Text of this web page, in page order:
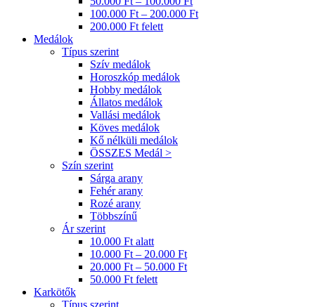
100.000 Ft – 200.000 Ft
200.000 Ft felett
Medálok
Típus szerint
Szív medálok
Horoszkóp medálok
Hobby medálok
Állatos medálok
Vallási medálok
Köves medálok
Kő nélküli medálok
ÖSSZES Medál >
Szín szerint
Sárga arany
Fehér arany
Rozé arany
Többszínű
Ár szerint
10.000 Ft alatt
10.000 Ft – 20.000 Ft
20.000 Ft – 50.000 Ft
50.000 Ft felett
Karkötők
Típus szerint